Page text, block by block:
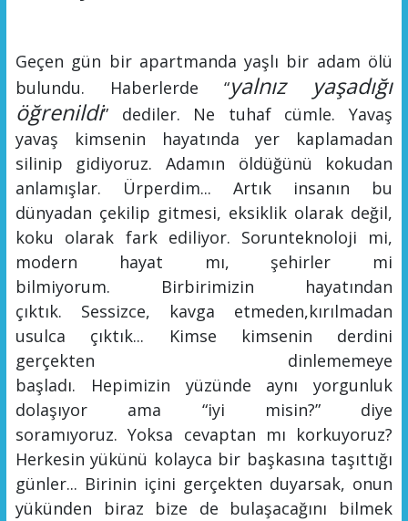
Geçen gün bir apartmanda yaşlı bir adam ölü
bulundu. Haberlerde “yalnız yaşadığı
öğrenildi” dediler. Ne tuhaf cümle. Yavaş
yavaş kimsenin hayatında yer kaplamadan
silinip gidiyoruz. Adamın öldüğünü kokudan
anlamışlar. Ürperdim... Artık insanın bu
dünyadan çekilip gitmesi, eksiklik olarak değil,
koku olarak fark ediliyor. Sorunteknoloji mi,
modern hayat mı, şehirler mi
bilmiyorum. Birbirimizin hayatından
çıktık. Sessizce, kavga etmeden,kırılmadan
usulca çıktık... Kimse kimsenin derdini
gerçekten dinlememeye
başladı. Hepimizin yüzünde aynı yorgunluk
dolaşıyor ama “iyi misin?” diye
soramıyoruz.Yoksa cevaptan mı korkuyoruz?
Herkesin yükünü kolayca bir başkasına taşıttığı
günler... Birinin içini gerçekten duyarsak, onun
yükünden biraz bize de bulaşacağını bilmek